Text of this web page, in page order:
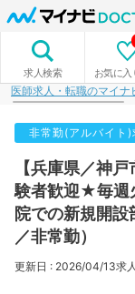
求人検索 お気に入
医師求人・転職のマイナ
非常勤(アルバイト)
【兵庫県／神
験者歓迎★毎週
院での新規開
／非常勤）
更新日 : 2026/04/13求